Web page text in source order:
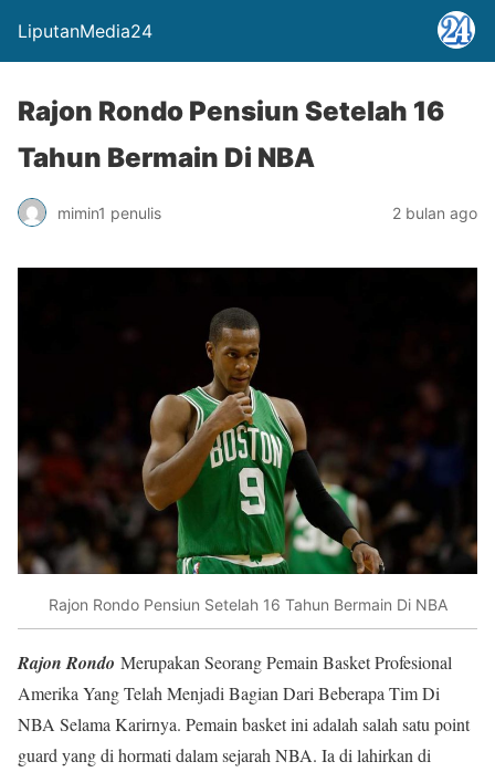
LiputanMedia24
Rajon Rondo Pensiun Setelah 16
Tahun Bermain Di NBA
mimin1 penulis 2 bulan ago
Rajon Rondo Pensiun Setelah 16 Tahun Bermain Di NBA
Rajon Rondo Merupakan Seorang Pemain Basket Profesional
Amerika Yang Telah Menjadi Bagian Dari Beberapa Tim Di
NBA Selama Karirnya. Pemain basket ini adalah salah satu point
guard yang di hormati dalam sejarah NBA. Ia di lahirkan di